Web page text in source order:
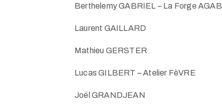
Berthelemy GABRIEL – La Forge AGAB
Laurent GAILLARD
Mathieu GERSTER
Lucas GILBERT – Atelier FèVRE
Joël GRANDJEAN